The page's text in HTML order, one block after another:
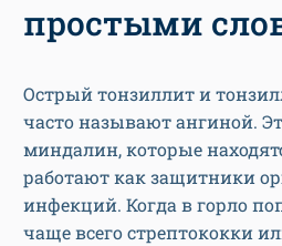
простыми
Острый тонзиллит и
часто называют ангиной.
миндалин, которые
работают как защитники
инфекций. Когда в горло
чаще всего стрептококки